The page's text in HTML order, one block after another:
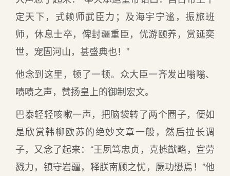
定天下，式赖师武臣力；及海宇宁谧，振旅班
师，休息士卒，俾封疆重臣，优游颐养，赏延奕
世，宠固河山，甚盛典也！”
他念到这里，顿了一顿。众大臣一齐发出嗡嗡、
啧啧之声，赞扬皇上的御制宏文。
巴泰轻轻咳嗽一声，把脑袋转了两个圈子，便如
是欣赏韩柳欧苏的绝妙文章一般，然后拉长调
子，又念了起来：“王夙笃忠贞，克摅猷略，宣劳
戮力，镇守岩疆，释朕南顾之忧，厥功懋焉！”他